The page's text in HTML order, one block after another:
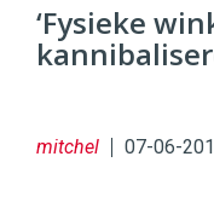
Commercehttps://
9654
‘Fysieke
mitchel 07-06-